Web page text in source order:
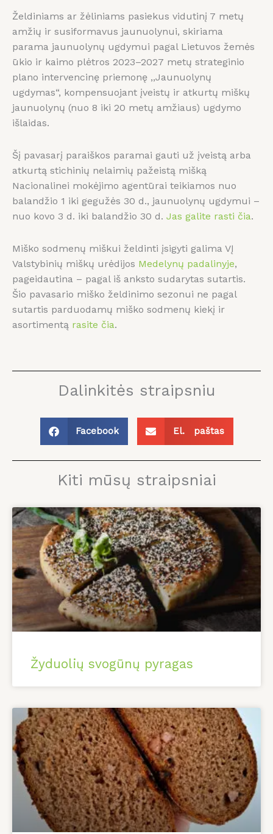
Želdiniams ar žėliniams pasiekus vidutinį 7 metų
amžių ir susiformavus jaunuolynui, skiriama
parama jaunuolynų ugdymui pagal Lietuvos žemės
ūkio ir kaimo plėtros 2023–2027 metų strateginio
plano intervencinę priemonę ,,Jaunuolynų
ugdymas“, kompensuojant įveistų ir atkurtų miškų
jaunuolynų (nuo 8 iki 20 metų amžiaus) ugdymo
išlaidas.
Šį pavasarį paraiškos paramai gauti už įveistą arba
atkurtą stichinių nelaimių pažeistą mišką
Nacionalinei mokėjimo agentūrai teikiamos nuo
balandžio 1 iki gegužės 30 d., jaunuolynų ugdymui –
nuo kovo 3 d. iki balandžio 30 d. Jas galite rasti čia.
Miško sodmenų miškui želdinti įsigyti galima VĮ
Valstybinių miškų urėdijos Medelynų padalinyje,
pageidautina – pagal iš anksto sudarytas sutartis.
Šio pavasario miško želdinimo sezonui ne pagal
sutartis parduodamų miško sodmenų kiekį ir
asortimentą rasite čia.
Dalinkitės straipsniu
Facebook El. paštas
Kiti mūsų straipsniai
Žyduolių svogūnų pyragas